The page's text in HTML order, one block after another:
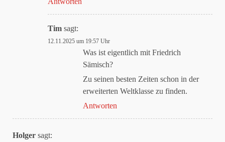
Tim sagt:
12.11.2025 um 19:57 Uhr
Was ist eigentlich mit Friedrich
Sämisch?
Zu seinen besten Zeiten schon in der
erweiterten Weltklasse zu finden.
Antworten
Holger sagt: